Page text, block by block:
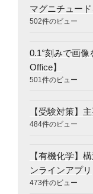
マグニチュー
502件のビュー
0.1°刻みで画
Office】
501件のビュー
【受験対策】
484件のビュー
【有機化学】
ンラインアプリ
473件のビュー